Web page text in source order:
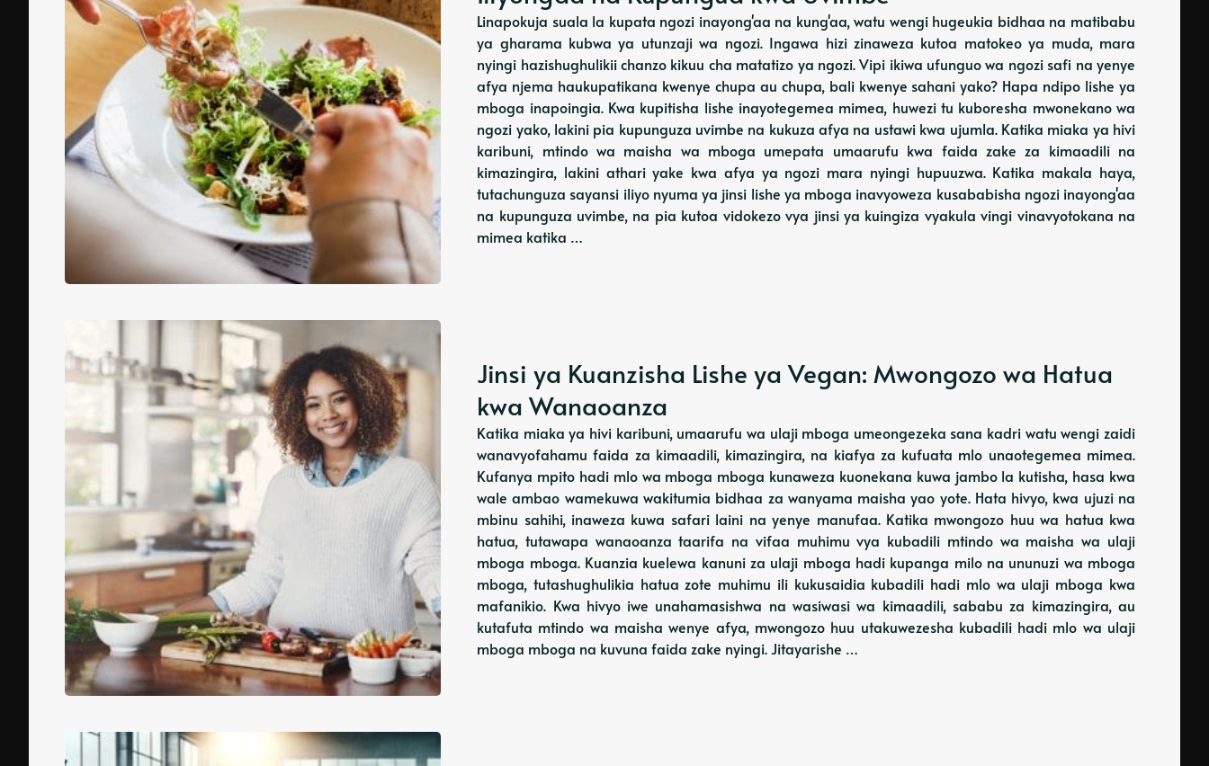
Linapokuja suala la kupata ngozi inayong'aa na kung'aa, watu wengi hugeukia bidhaa na matibabu
ya gharama kubwa ya utunzaji wa ngozi. Ingawa hizi zinaweza kutoa matokeo ya muda, mara
nyingi hazishughulikii chanzo kikuu cha matatizo ya ngozi. Vipi ikiwa ufunguo wa ngozi safi na yenye
afya njema haukupatikana kwenye chupa au chupa, bali kwenye sahani yako? Hapa ndipo lishe ya
mboga inapoingia. Kwa kupitisha lishe inayotegemea mimea, huwezi tu kuboresha mwonekano wa
ngozi yako, lakini pia kupunguza uvimbe na kukuza afya na ustawi kwa ujumla. Katika miaka ya hivi
karibuni, mtindo wa maisha wa mboga umepata umaarufu kwa faida zake za kimaadili na
kimazingira, lakini athari yake kwa afya ya ngozi mara nyingi hupuuzwa. Katika makala haya,
tutachunguza sayansi iliyo nyuma ya jinsi lishe ya mboga inavyoweza kusababisha ngozi inayong'aa
na kupunguza uvimbe, na pia kutoa vidokezo vya jinsi ya kuingiza vyakula vingi vinavyotokana na
mimea katika …
Jinsi ya Kuanzisha Lishe ya Vegan: Mwongozo wa Hatua
kwa Wanaoanza
Katika miaka ya hivi karibuni, umaarufu wa ulaji mboga umeongezeka sana kadri watu wengi zaidi
wanavyofahamu faida za kimaadili, kimazingira, na kiafya za kufuata mlo unaotegemea mimea.
Kufanya mpito hadi mlo wa mboga mboga kunaweza kuonekana kuwa jambo la kutisha, hasa kwa
wale ambao wamekuwa wakitumia bidhaa za wanyama maisha yao yote. Hata hivyo, kwa ujuzi na
mbinu sahihi, inaweza kuwa safari laini na yenye manufaa. Katika mwongozo huu wa hatua kwa
hatua, tutawapa wanaoanza taarifa na vifaa muhimu vya kubadili mtindo wa maisha wa ulaji
mboga mboga. Kuanzia kuelewa kanuni za ulaji mboga hadi kupanga milo na ununuzi wa mboga
mboga, tutashughulikia hatua zote muhimu ili kukusaidia kubadili hadi mlo wa ulaji mboga kwa
mafanikio. Kwa hivyo iwe unahamasishwa na wasiwasi wa kimaadili, sababu za kimazingira, au
kutafuta mtindo wa maisha wenye afya, mwongozo huu utakuwezesha kubadili hadi mlo wa ulaji
mboga mboga na kuvuna faida zake nyingi. Jitayarishe …